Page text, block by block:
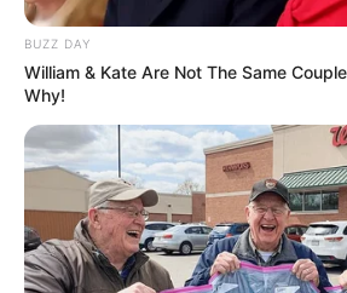
BUZZ DAY
William & Kate Are Not The Same
Why!